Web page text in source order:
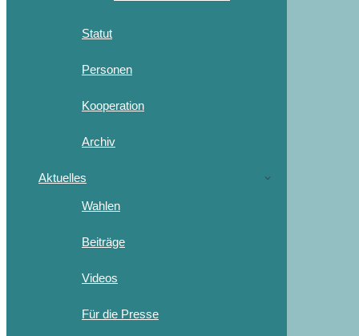
Statut
Personen
Kooperation
Archiv
Aktuelles
Wahlen
Beiträge
Videos
Für die Presse